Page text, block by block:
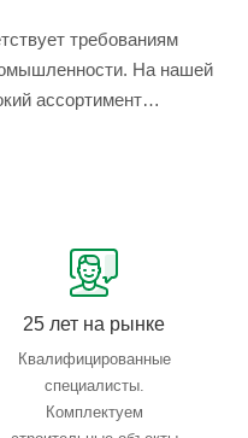
требованиям
На нашей
ассортимент
25 лет на рынке
Квалифицированные
специалисты.
Комплектуем